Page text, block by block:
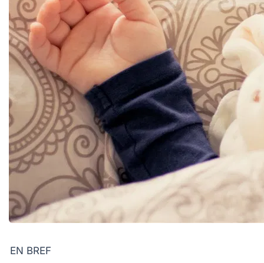
EN BREF